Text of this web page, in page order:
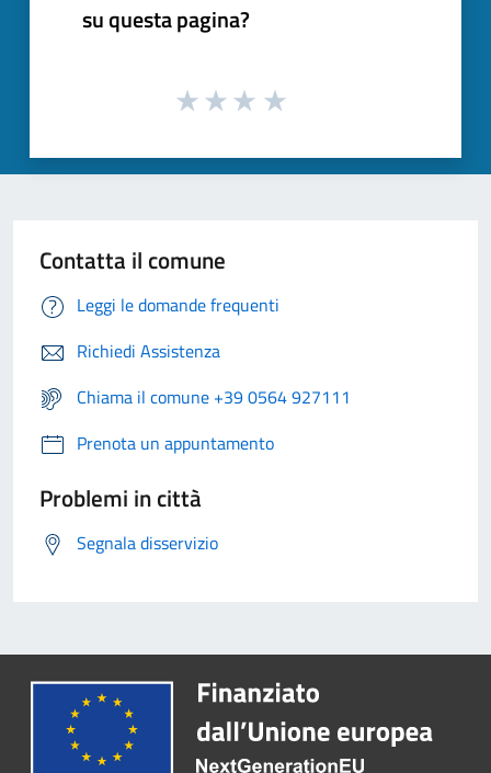
su questa pagina?
Contatta il comune
Leggi le domande frequenti
Richiedi Assistenza
Chiama il comune +39 0564 927111
Prenota un appuntamento
Problemi in città
Segnala disservizio